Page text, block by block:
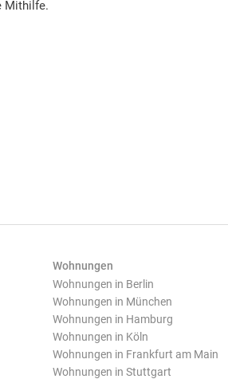
Mithilfe.
Wohnungen
Wohnungen in Berlin
Wohnungen in München
Wohnungen in Hamburg
Wohnungen in Köln
Wohnungen in Frankfurt am Main
Wohnungen in Stuttgart